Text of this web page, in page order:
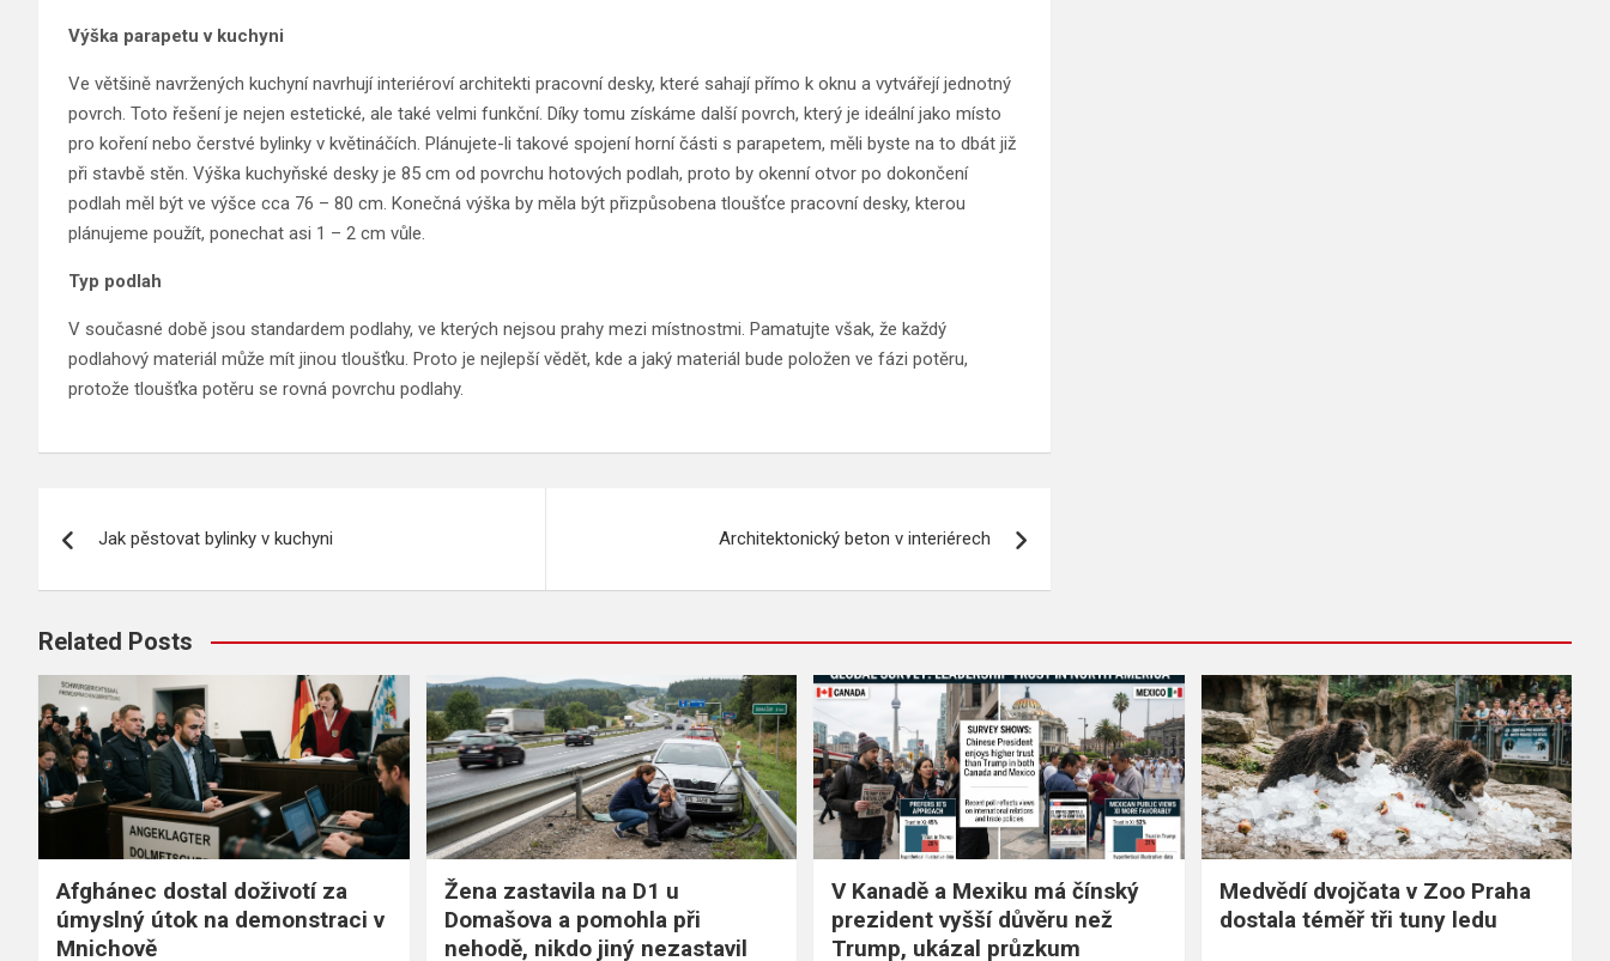
Výška parapetu v kuchyni
Ve většině navržených kuchyní navrhují interiéroví architekti pracovní desky, které sahají přímo k oknu a vytvářejí jednotný
povrch. Toto řešení je nejen estetické, ale také velmi funkční. Díky tomu získáme další povrch, který je ideální jako místo
pro koření nebo čerstvé bylinky v květináčích. Plánujete-li takové spojení horní části s parapetem, měli byste na to dbát již
při stavbě stěn. Výška kuchyňské desky je 85 cm od povrchu hotových podlah, proto by okenní otvor po dokončení
podlah měl být ve výšce cca 76 – 80 cm. Konečná výška by měla být přizpůsobena tloušťce pracovní desky, kterou
plánujeme použít, ponechat asi 1 – 2 cm vůle.
Typ podlah
V současné době jsou standardem podlahy, ve kterých nejsou prahy mezi místnostmi. Pamatujte však, že každý
podlahový materiál může mít jinou tloušťku. Proto je nejlepší vědět, kde a jaký materiál bude položen ve fázi potěru,
protože tloušťka potěru se rovná povrchu podlahy.
pro
Jak pěstovat bylinky v kuchyni Architektonický beton v interiérech
Related Posts
Afghánec dostal doživotí za
úmyslný útok na demonstraci v
Mnichově
Žena zastavila na D1 u
Domašova a pomohla při
nehodě, nikdo jiný nezastavil
V Kanadě a Mexiku má čínský
prezident vyšší důvěru než
Trump, ukázal průzkum
Medvědí dvojčata v Zoo Praha
dostala téměř tři tuny ledu